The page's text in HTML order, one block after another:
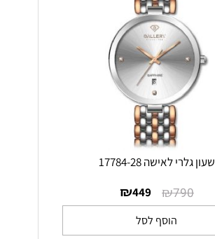
שעון גלרי לאישה 17784-28
₪790
₪449
הוסף לסל